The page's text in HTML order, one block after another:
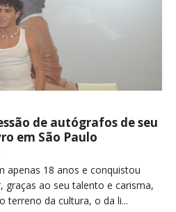
de autógrafos de seu
em São Paulo
apenas 18 anos e conquistou
ao seu talento e carisma,
terreno da cultura, o da li...